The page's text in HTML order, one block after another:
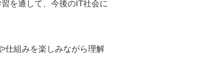
を通して、今後のIT社会に
仕組みを楽しみながら理解